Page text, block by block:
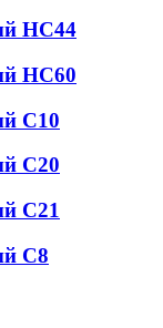
НС44
НС60
С10
С20
С21
С8